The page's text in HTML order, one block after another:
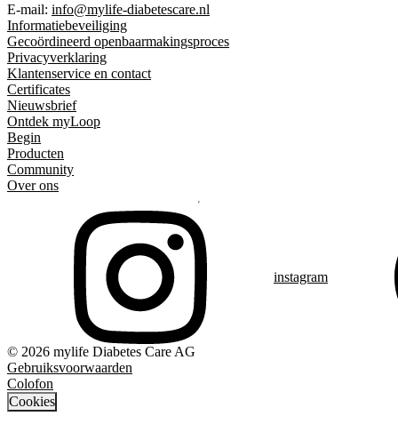
E-mail: info@mylife-diabetescare.nl
Informatiebeveiliging
Gecoördineerd openbaarmakingsproces
Privacyverklaring
Klantenservice en contact
Certificates
Nieuwsbrief
Ontdek myLoop
Begin
Producten
Community
Over ons
instagram
© 2026 mylife Diabetes Care AG
Gebruiksvoorwaarden
Colofon
Cookies